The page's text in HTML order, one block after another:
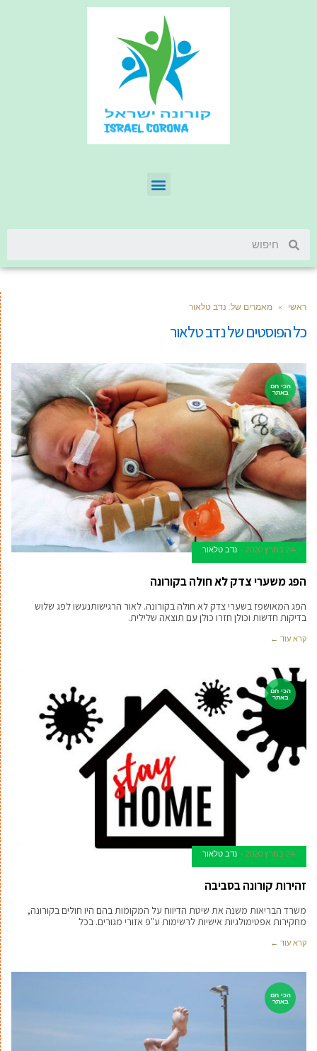
ראשי » מאמרים של: נדב טלאור
כל הפוסטים שלנדב טלאור
הכי חם
באתר
24 במרץ 2020 נדב טלאור
הפג משערי צדק לא חולה בקורונה
הפג המאושפז בשערי צדק לא חולה בקורונה. לאור הרגישותנעשו לפג שלוש
בדיקות חדשות וכולן חזרו כולן עם תוצאה שלילית.
קרא עוד ←
הכי חם
באתר
24 במרץ 2020 נדב טלאור
זהירות קורונה בסביבה
משרד הבריאות משנה את שיטת הדיווח על המקומות בהם היו חולים בקורונה,
מחקירות אפטימולגיות אישיות לרשימות ע"פ אזורי מגורים. בכל
קרא עוד ←
הכי חם
באתר